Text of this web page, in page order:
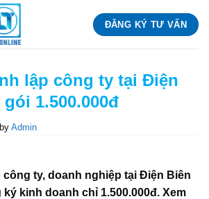
ĐĂNG KÝ TƯ VẤN
lập công ty tại Điện
1.500.000đ
by Admin
công ty, doanh nghiệp tại Điện Biên
kinh doanh chỉ 1.500.000đ. Xem